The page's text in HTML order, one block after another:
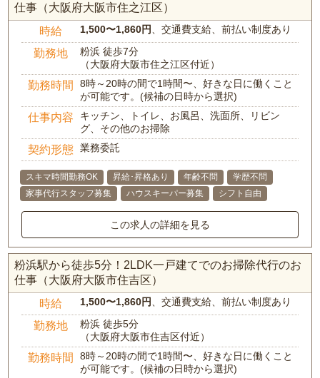
仕事（大阪府大阪市住之江区）
時給 1,500〜1,860円、交通費支給、前払い制度あり
勤務地
粉浜 徒歩7分
（大阪府大阪市住之江区付近）
勤務時間
8時～20時の間で1時間〜、好きな日に働くこと
が可能です。(候補の日時から選択)
仕事内容
キッチン、トイレ、お風呂、洗面所、リビン
グ、その他のお掃除
契約形態 業務委託
スキマ時間勤務OK 昇給･昇格あり 年齢不問
学歴不問
家事代行スタッフ募集
ハウスキーパー募集 シフト自由
この求人の詳細を見る
粉浜駅から徒歩5分！2LDK一戸建てでのお掃除代行のお
仕事（大阪府大阪市住吉区）
時給 1,500〜1,860円、交通費支給、前払い制度あり
勤務地
粉浜 徒歩5分
（大阪府大阪市住吉区付近）
勤務時間
8時～20時の間で1時間〜、好きな日に働くこと
が可能です。(候補の日時から選択)